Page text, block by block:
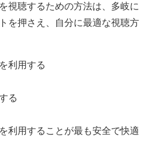
視聴するための方法は、多岐に
を押さえ、自分に最適な視聴方
利用する
る
利用することが最も安全で快適